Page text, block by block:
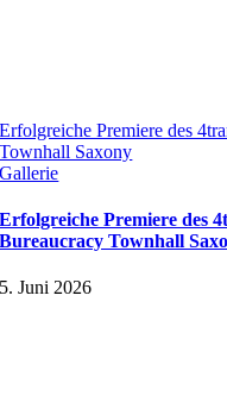
Erfolgreiche Premiere des
Townhall Saxony
Gallerie
Erfolgreiche Premiere des
Bureaucracy Townhall
5. Juni 2026